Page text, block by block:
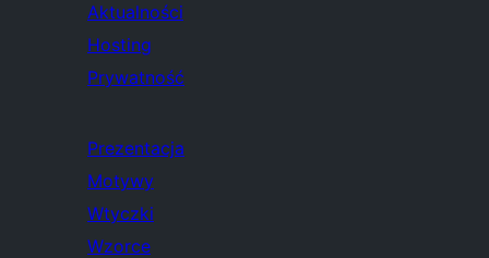
Aktualności
Hosting
Prywatność
Prezentacja
Motywy
Wtyczki
Wzorce